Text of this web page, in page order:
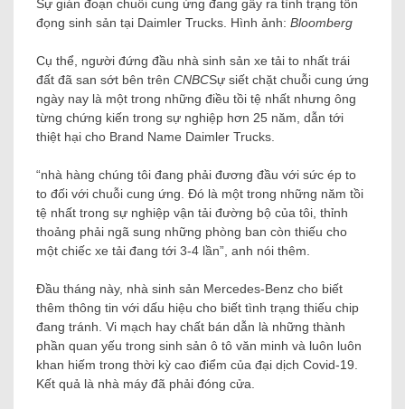
Sự gián đoạn chuỗi cung ứng đang gây ra tình trạng tồn
đọng sinh sản tại Daimler Trucks. Hình ảnh: Bloomberg
Cụ thể, người đứng đầu nhà sinh sản xe tải to nhất trái
đất đã san sớt bên trên CNBCSự siết chặt chuỗi cung ứng
ngày nay là một trong những điều tồi tệ nhất nhưng ông
từng chứng kiến ​​trong sự nghiệp hơn 25 năm, dẫn tới
thiệt hại cho Brand Name Daimler Trucks.
“nhà hàng chúng tôi đang phải đương đầu với sức ép to
to đối với chuỗi cung ứng. Đó là một trong những năm tồi
tệ nhất trong sự nghiệp vận tải đường bộ của tôi, thỉnh
thoảng phải ngã sung những phòng ban còn thiếu cho
một chiếc xe tải đang tới 3-4 lần”, anh nói thêm.
Đầu tháng này, nhà sinh sản Mercedes-Benz cho biết
thêm thông tin với dấu hiệu cho biết tình trạng thiếu chip
đang tránh. Vi mạch hay chất bán dẫn là những thành
phần quan yếu trong sinh sản ô tô văn minh và luôn luôn
khan hiếm trong thời kỳ cao điểm của đại dịch Covid-19.
Kết quả là nhà máy đã phải đóng cửa.